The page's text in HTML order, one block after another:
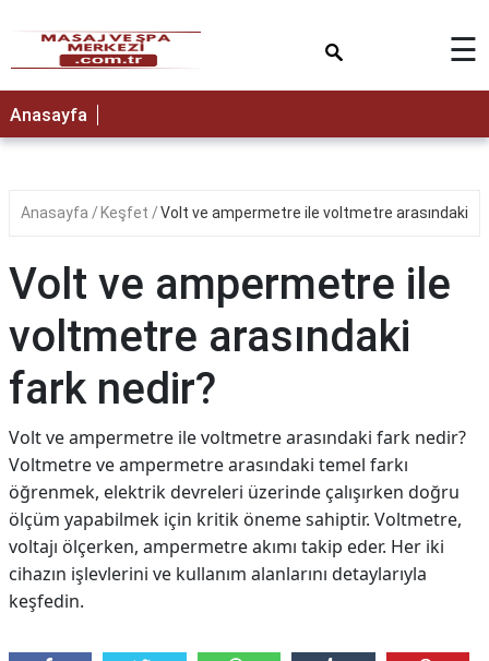
☰
Anasayfa
Anasayfa Keşfet Volt ve ampermetre ile voltmetre arasındaki
Volt ve ampermetre ile
voltmetre arasındaki
fark nedir?
Volt ve ampermetre ile voltmetre arasındaki fark nedir?
Voltmetre ve ampermetre arasındaki temel farkı
öğrenmek, elektrik devreleri üzerinde çalışırken doğru
ölçüm yapabilmek için kritik öneme sahiptir. Voltmetre,
voltajı ölçerken, ampermetre akımı takip eder. Her iki
cihazın işlevlerini ve kullanım alanlarını detaylarıyla
keşfedin.